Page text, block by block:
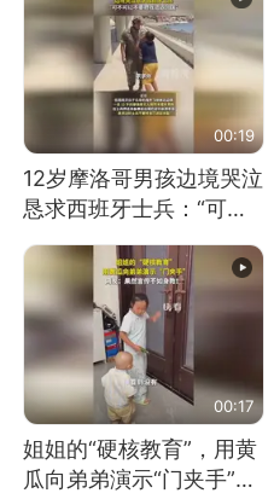
00:19
12岁摩洛哥男孩边境哭泣
恳求西班牙士兵：“可不
可以不要把我遣返回国”
00:17
姐姐的“硬核教育”，用黄
瓜向弟弟演示“门夹手”，